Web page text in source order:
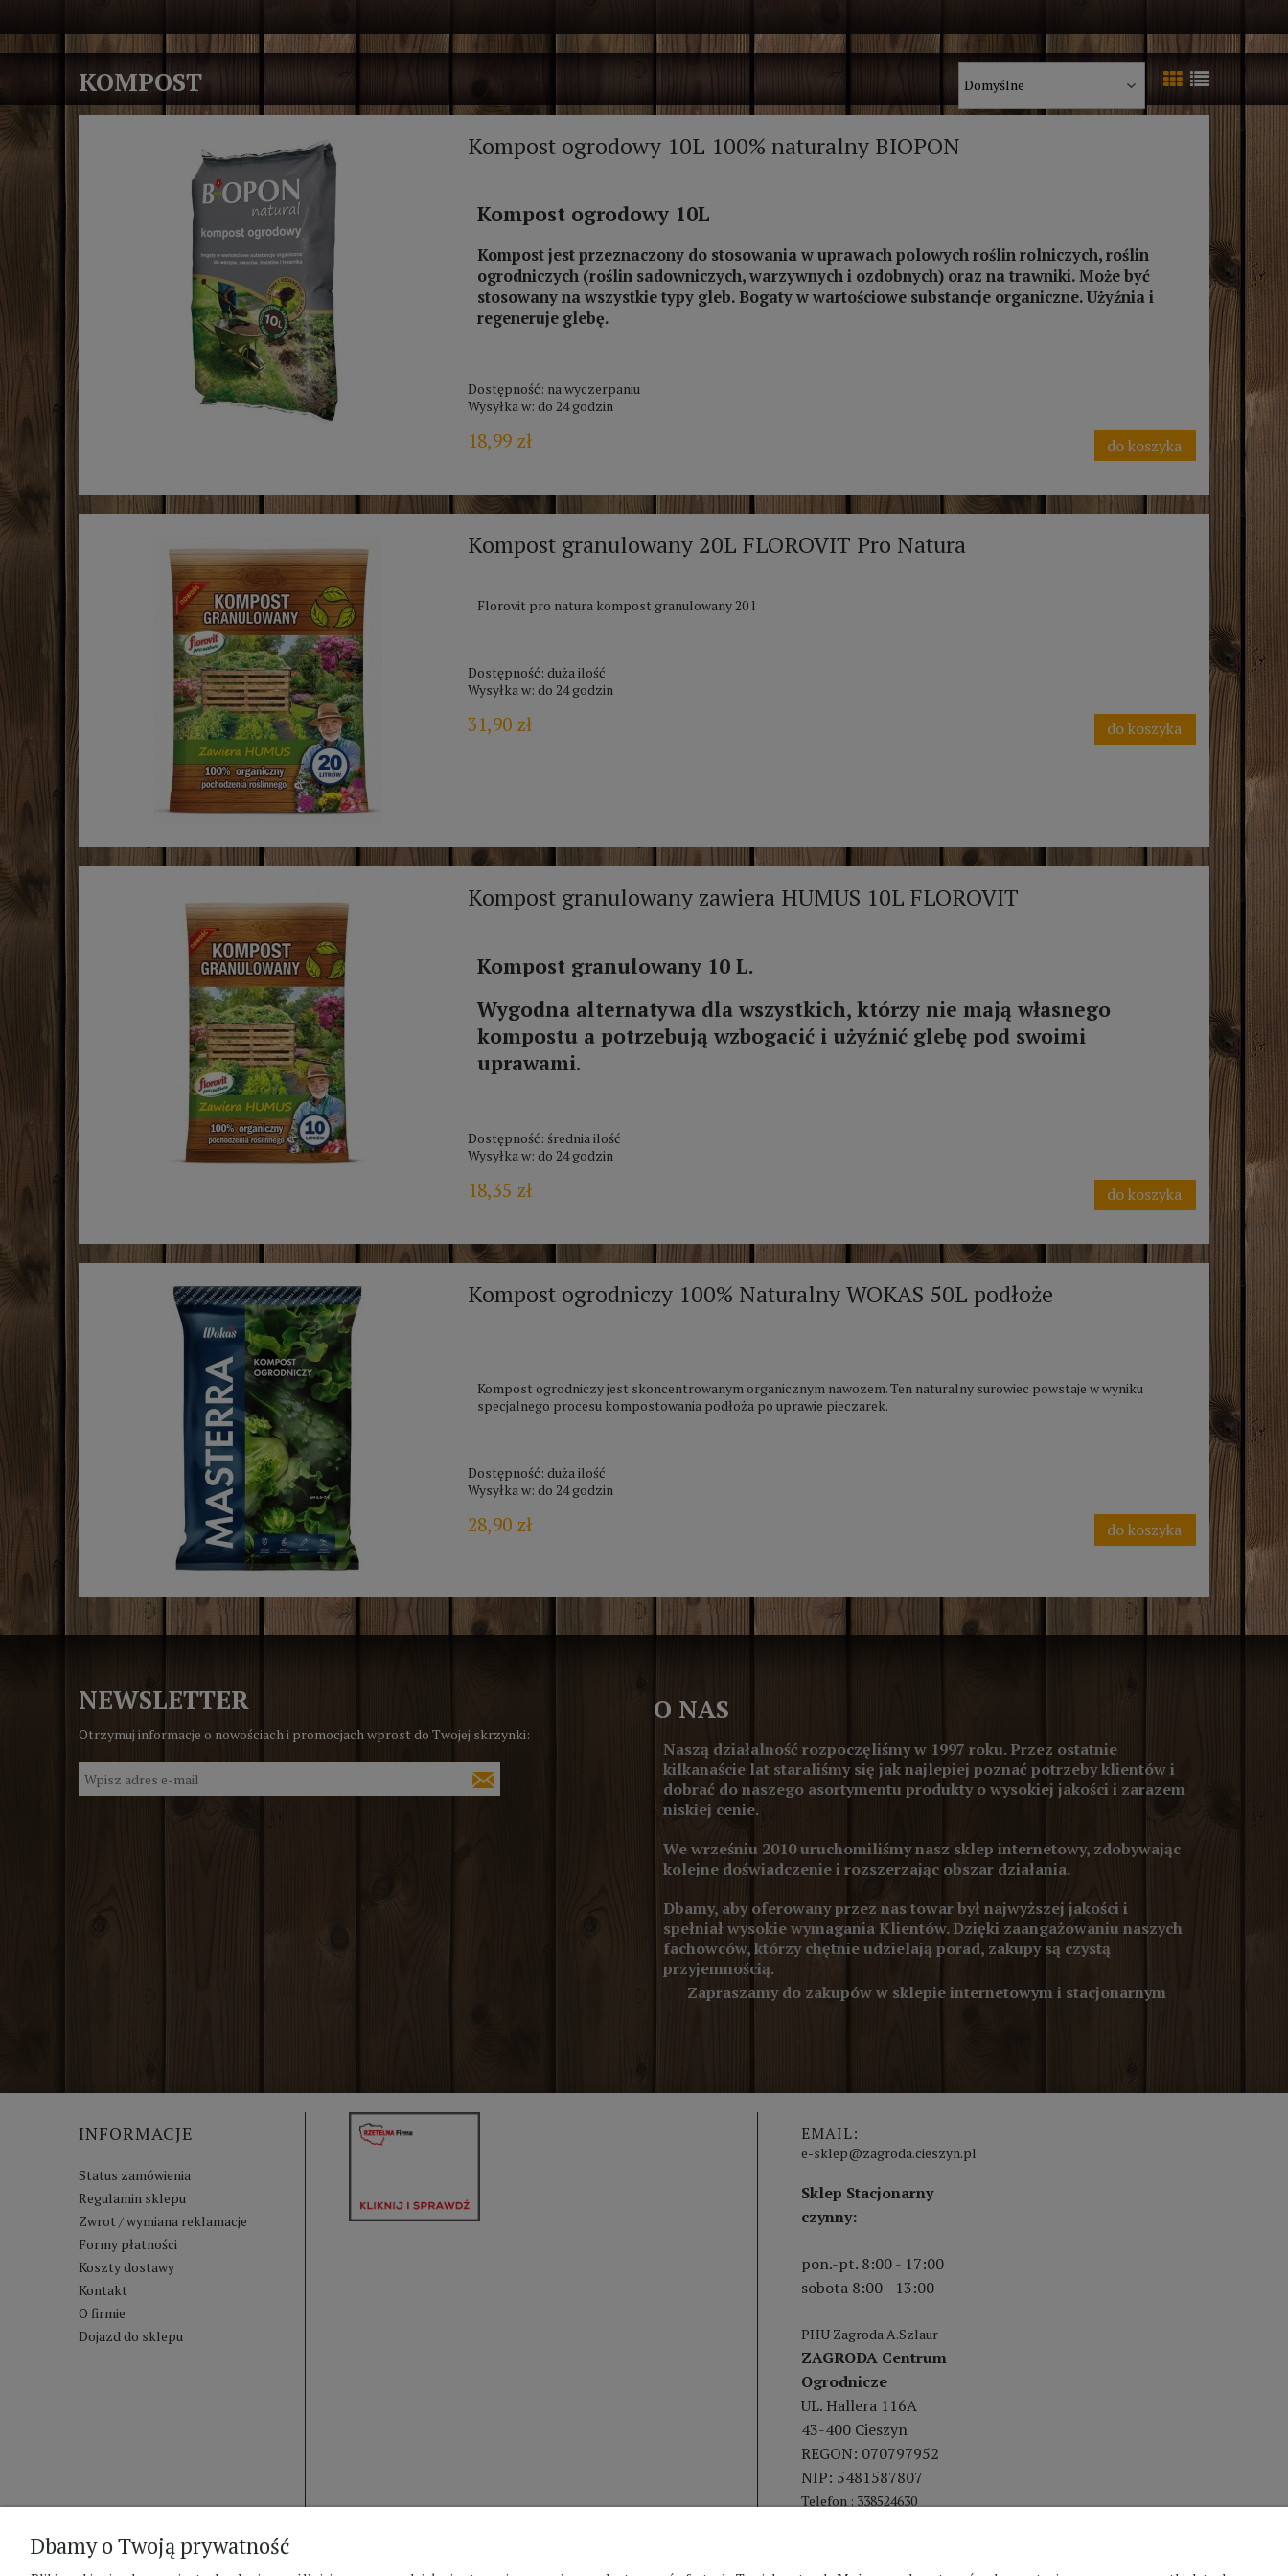
KOMPOST
Kompost ogrodowy 10L 100% naturalny BIOPON
Kompost ogrodowy 10L
Kompost jest przeznaczony do stosowania w uprawach polowych roślin rolniczych, roślin
ogrodniczych (roślin sadowniczych, warzywnych i ozdobnych) oraz na trawniki. Może być
stosowany na wszystkie typy gleb. Bogaty w wartościowe substancje organiczne. Użyźnia i
regeneruje glebę.
Dostępność: na wyczerpaniu
Wysyłka w: do 24 godzin
18,99 zł do koszyka
Kompost granulowany 20L FLOROVIT Pro Natura
Florovit pro natura kompost granulowany 20 l
Dostępność: duża ilość
Wysyłka w: do 24 godzin
31,90 zł do koszyka
Kompost granulowany zawiera HUMUS 10L FLOROVIT
Kompost granulowany 10 L.
Wygodna alternatywa dla wszystkich, którzy nie mają własnego
kompostu a potrzebują wzbogacić i użyźnić glebę pod swoimi
uprawami.
Dostępność: średnia ilość
Wysyłka w: do 24 godzin
18,35 zł do koszyka
Kompost ogrodniczy 100% Naturalny WOKAS 50L podłoże
Kompost ogrodniczy jest skoncentrowanym organicznym nawozem. Ten naturalny surowiec powstaje w wyniku
specjalnego procesu kompostowania podłoża po uprawie pieczarek.
Dostępność: duża ilość
Wysyłka w: do 24 godzin
28,90 zł do koszyka
NEWSLETTER
Otrzymuj informacje o nowościach i promocjach wprost do Twojej skrzynki:
O NAS
Naszą działalność rozpoczęliśmy w 1997 roku. Przez ostatnie
kilkanaście lat staraliśmy się jak najlepiej poznać potrzeby klientów i
dobrać do naszego asortymentu produkty o wysokiej jakości i zarazem
niskiej cenie.
We wrześniu 2010 uruchomiliśmy nasz sklep internetowy, zdobywając
kolejne doświadczenie i rozszerzając obszar działania.
Dbamy, aby oferowany przez nas towar był najwyższej jakości i
spełniał wysokie wymagania Klientów. Dzięki zaangażowaniu naszych
fachowców, którzy chętnie udzielają porad, zakupy są czystą
przyjemnością.
Zapraszamy do zakupów w sklepie internetowym i stacjonarnym
INFORMACJE
Status zamówienia
Regulamin sklepu
Zwrot / wymiana reklamacje
Formy płatności
Koszty dostawy
Kontakt
O firmie
Dojazd do sklepu
EMAIL:
e-sklep@zagroda.cieszyn.pl
Sklep Stacjonarny
czynny:
pon.-pt. 8:00 - 17:00
sobota 8:00 - 13:00
PHU Zagroda A.Szlaur
ZAGRODA Centrum
Ogrodnicze
UL. Hallera 116A
43-400 Cieszyn
REGON: 070797952
NIP: 5481587807
Telefon : 338524630
Dbamy o Twoją prywatność